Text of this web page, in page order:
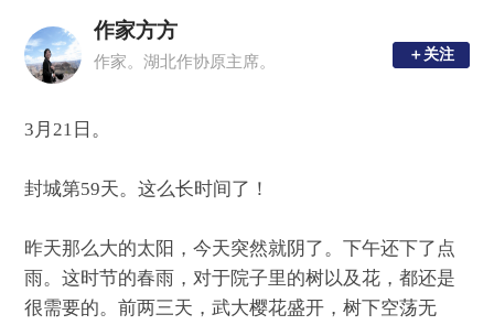
作家方方
作家。湖北作协原主席。 ＋关注
＋关注
3月21日。
封城第59天。这么长时间了！
昨天那么大的太阳，今天突然就阴了。下午还下了点
雨。这时节的春雨，对于院子里的树以及花，都还是
很需要的。前两三天，武大樱花盛开，树下空荡无